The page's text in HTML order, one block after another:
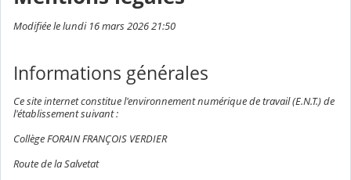
Modifiée le lundi 16 mars 2026 21:50
Informations générales
Ce site internet constitue l'environnement numérique de travail (E.N.T.) de
l'établissement suivant :
Collège FORAIN FRANÇOIS VERDIER
Route de la Salvetat